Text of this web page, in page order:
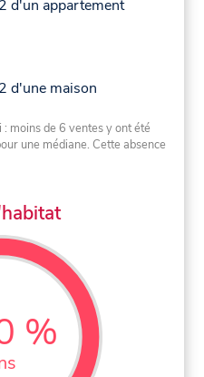
d'un appartement
d'une maison
moins de 6 ventes y ont été
une médiane. Cette absence
%